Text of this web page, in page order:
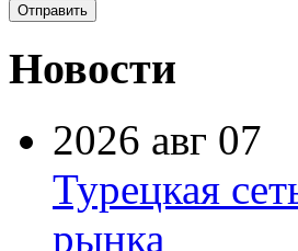
Новости
2026 авг 07
Турецкая
рынка